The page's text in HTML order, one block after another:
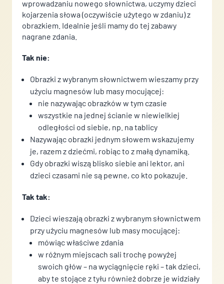
wprowadzaniu nowego słownictwa, uczymy dzieci
kojarzenia słowa (oczywiście użytego w zdaniu) z
obrazkiem. Idealnie jeśli mamy do tej zabawy
nagrane zdania.
Tak nie:
Obrazki z wybranym słownictwem wieszamy przy
użyciu magnesów lub masy mocującej:
nie nazywając obrazków w tym czasie
wszystkie na jednej ścianie w niewielkiej
odległości od siebie, np. na tablicy
Nazywając obrazki jednym słowem wskazujemy
je, razem z dziećmi, robiąc to z małą dynamiką.
Gdy obrazki wiszą blisko siebie ani lektor, ani
dzieci czasami nie są pewne, co kto pokazuje.
Tak tak:
Dzieci wieszają obrazki z wybranym słownictwem
przy użyciu magnesów lub masy mocującej:
mówiąc właściwe zdania
w różnym miejscach sali trochę powyżej
swoich głów – na wyciągnięcie ręki – tak dzieci,
aby te stojące z tyłu również dobrze je widziały